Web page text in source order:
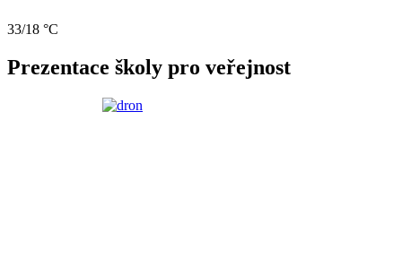
33/18 °C
Prezentace školy pro veřejnost